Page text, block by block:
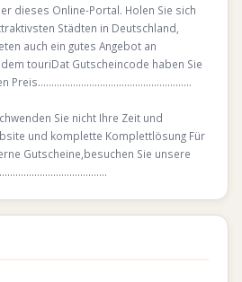
dieses Online-Portal. Holen Sie sich
Städten in Deutschland,
auch ein gutes Angebot an
touriDat Gutscheincode haben Sie
Preis…………………………………………………
Sie nicht Ihre Zeit und
und komplette Komplettlösung Für
Gutscheine,besuchen Sie unsere